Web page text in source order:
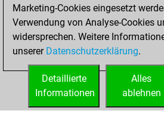
Samstag,
November 5,
You created
your Fritz account
Marketing-Cookies eingesetzt
Verwendung von Analyse-Cookies
widersprechen. Weitere
unserer Datenschutzerklärung.
Alles
ablehnen
Detaillierte
Informationen